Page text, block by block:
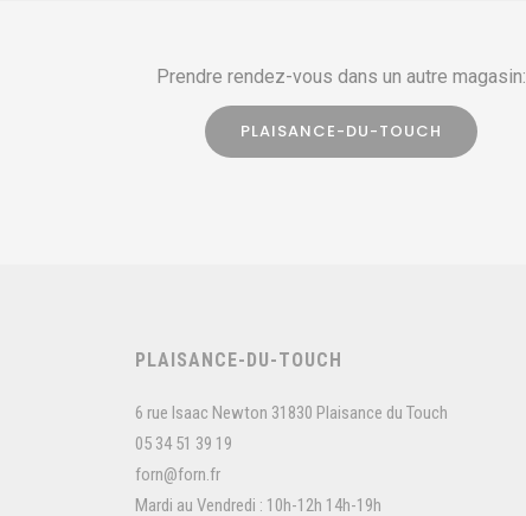
Prendre rendez-vous dans un autre magasin:
PLAISANCE-DU-TOUCH
PLAISANCE-DU-TOUCH
6 rue Isaac Newton 31830 Plaisance du Touch
05 34 51 39 19
forn@forn.fr
Mardi au Vendredi : 10h-12h 14h-19h